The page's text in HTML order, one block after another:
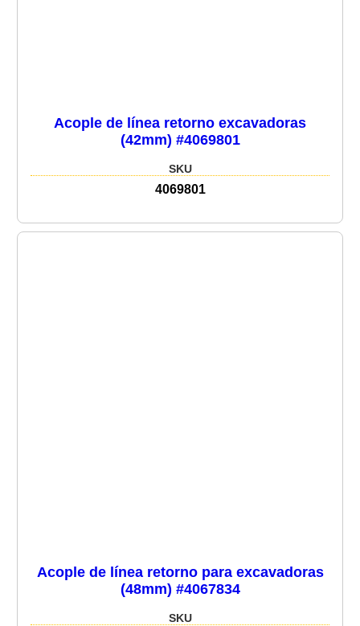
Acople de línea retorno excavadoras
(42mm) #4069801
SKU
4069801
Acople de línea retorno para excavadoras
(48mm) #4067834
SKU